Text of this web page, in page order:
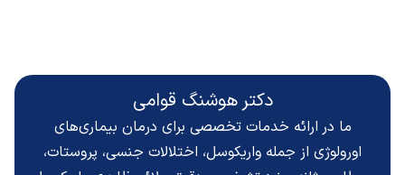
دکتر هوشنگ قوامی
ما در ارائه خدمات تخصصی برای درمان بیماری‌های
اورولوژی از جمله واریکوسل، اختلالات جنسی، پروستات،